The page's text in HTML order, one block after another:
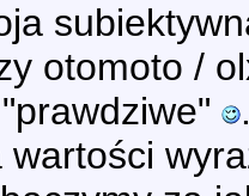
otomoto /
wartości